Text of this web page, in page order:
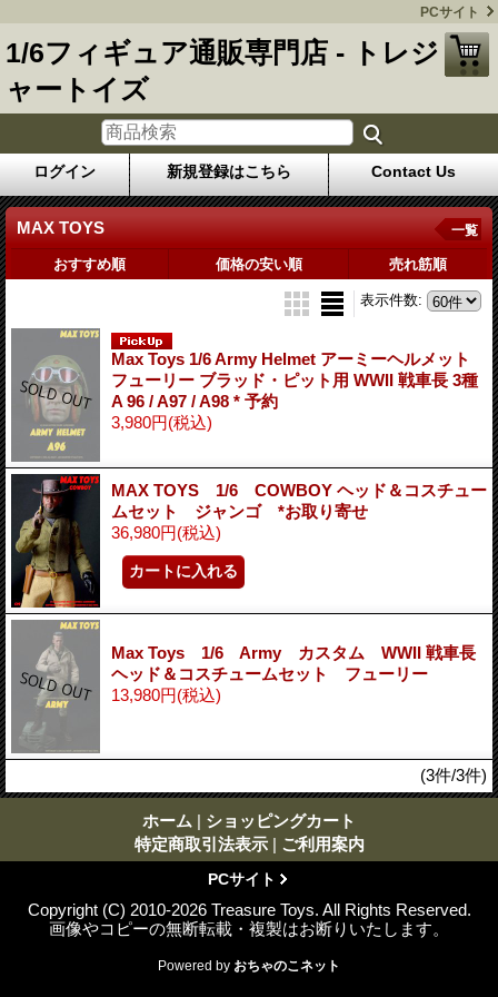
PCサイト
1/6フィギュア通販専門店 - トレジ
ャートイズ
ログイン 新規登録はこちら Contact Us
MAX TOYS 一覧
おすすめ順 価格の安い順 売れ筋順
表示件数:
Max Toys 1/6 Army Helmet アーミーヘルメット
フューリー ブラッド・ピット用 WWII 戦車長 3種
A 96 / A97 / A98 * 予約
3,980円(税込)
MAX TOYS 1/6 COWBOY ヘッド＆コスチュー
ムセット ジャンゴ *お取り寄せ
36,980円(税込)
Max Toys 1/6 Army カスタム WWII 戦車長
ヘッド＆コスチュームセット フューリー
13,980円(税込)
(3件/3件)
ホーム | ショッピングカート
特定商取引法表示 | ご利用案内
PCサイト
Copyright (C) 2010-2026 Treasure Toys. All Rights Reserved.
画像やコピーの無断転載・複製はお断りいたします。
Powered by おちゃのこネット